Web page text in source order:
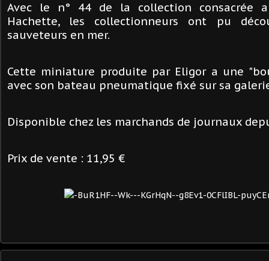
Avec le n° 44 de la collection consacrée
Hachette, les collectionneurs ont pu
sauveteurs en mer.
Cette miniature produite par Eligor a une
avec son bateau pneumatique fixé sur sa
Disponible chez les marchands de journaux
Prix de vente : 11,95 €